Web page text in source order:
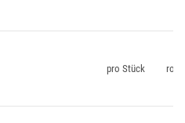
pro Stück
rot